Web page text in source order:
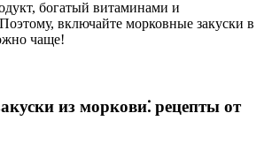
богатый витаминами и
включайте морковные закуски в
чаще!
из моркови⁚ рецепты от